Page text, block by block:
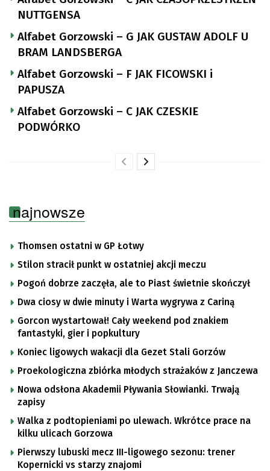
NUTTGENSA
Alfabet Gorzowski – G JAK GUSTAW ADOLF U
BRAM LANDSBERGA
Alfabet Gorzowski – F JAK FICOWSKI i
PAPUSZA
Alfabet Gorzowski – C JAK CZESKIE
PODWÓRKO
najnowsze
Thomsen ostatni w GP Łotwy
Stilon stracił punkt w ostatniej akcji meczu
Pogoń dobrze zaczęła, ale to Piast świetnie skończył
Dwa ciosy w dwie minuty i Warta wygrywa z Cariną
Gorcon wystartował! Cały weekend pod znakiem
fantastyki, gier i popkultury
Koniec ligowych wakacji dla Gezet Stali Gorzów
Proekologiczna zbiórka młodych strażaków z Janczewa
Nowa odsłona Akademii Pływania Słowianki. Trwają
zapisy
Walka z podtopieniami po ulewach. Wkrótce prace na
kilku ulicach Gorzowa
Pierwszy lubuski mecz III-ligowego sezonu: trener
Kopernicki vs starzy znajomi